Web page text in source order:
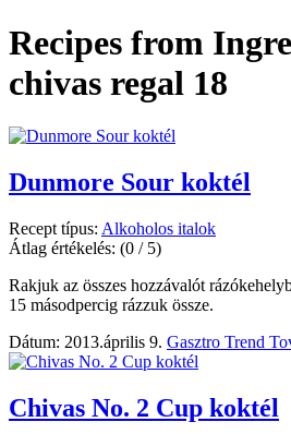
Recipes from
chivas regal 18
Dunmore Sour koktél
Recept típus: Alkoholos italok
Átlag értékelés: (0 / 5)
Rakjuk az összes hozzávalót
15 másodpercig rázzuk össze.
Dátum: 2013.április 9. Gasztro Trend
Chivas No. 2 Cup koktél